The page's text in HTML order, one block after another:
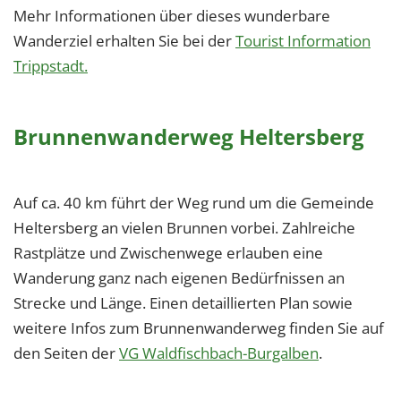
Mehr Informationen über dieses wunderbare
Wanderziel erhalten Sie bei derTourist Information
Trippstadt.
Brunnenwanderweg Heltersberg
Auf ca. 40 km führt der Weg rund um die Gemeinde
Heltersberg an vielen Brunnen vorbei. Zahlreiche
Rastplätze und Zwischenwege erlauben eine
Wanderung ganz nach eigenen Bedürfnissen an
Strecke und Länge. Einen detaillierten Plan sowie
weitere Infos zum Brunnenwanderweg finden Sie auf
den Seiten derVG Waldfischbach-Burgalben.